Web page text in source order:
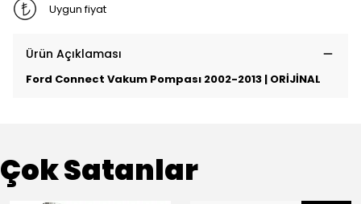
Uygun fiyat
Ürün Açıklaması
Ford Connect Vakum Pompası 2002-2013 | ORİJİNAL
Çok Satanlar